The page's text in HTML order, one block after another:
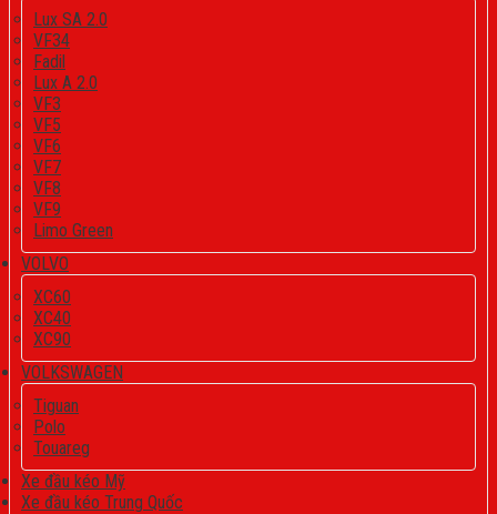
Lux SA 2.0
VF34
Fadil
Lux A 2.0
VF3
VF5
VF6
VF7
VF8
VF9
Limo Green
VOLVO
XC60
XC40
XC90
VOLKSWAGEN
Tiguan
Polo
Touareg
Xe đầu kéo Mỹ
Xe đầu kéo Trung Quốc